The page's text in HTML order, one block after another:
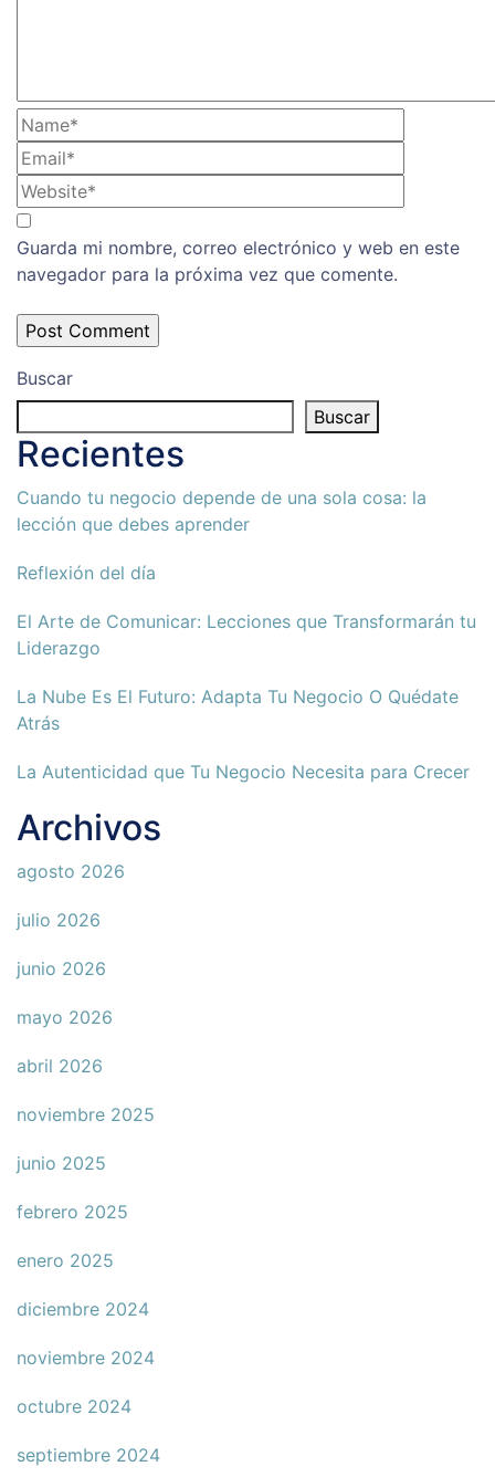
Guarda mi nombre, correo electrónico y web en este
navegador para la próxima vez que comente.
Buscar
Buscar
Recientes
Cuando tu negocio depende de una sola cosa: la
lección que debes aprender
Reflexión del día
El Arte de Comunicar: Lecciones que Transformarán tu
Liderazgo
La Nube Es El Futuro: Adapta Tu Negocio O Quédate
Atrás
La Autenticidad que Tu Negocio Necesita para Crecer
Archivos
agosto 2026
julio 2026
junio 2026
mayo 2026
abril 2026
noviembre 2025
junio 2025
febrero 2025
enero 2025
diciembre 2024
noviembre 2024
octubre 2024
septiembre 2024